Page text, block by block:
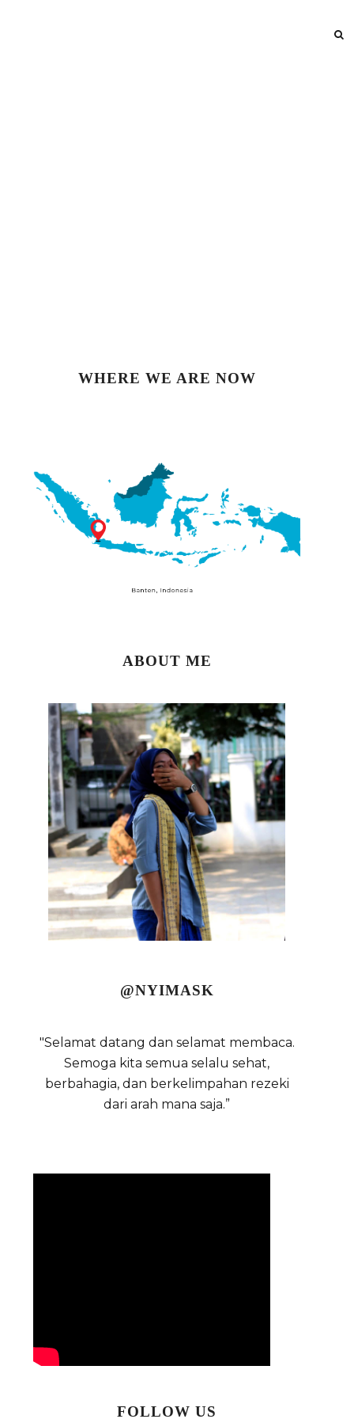
WHERE WE ARE NOW
ABOUT ME
@NYIMASK
"Selamat datang dan selamat membaca.
Semoga kita semua selalu sehat,
berbahagia, dan berkelimpahan rezeki
dari arah mana saja.”
FOLLOW US